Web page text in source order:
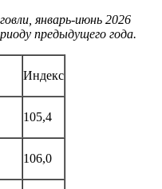
январь-июнь 2026
предыдущего года.
Индекс
105,4
106,0